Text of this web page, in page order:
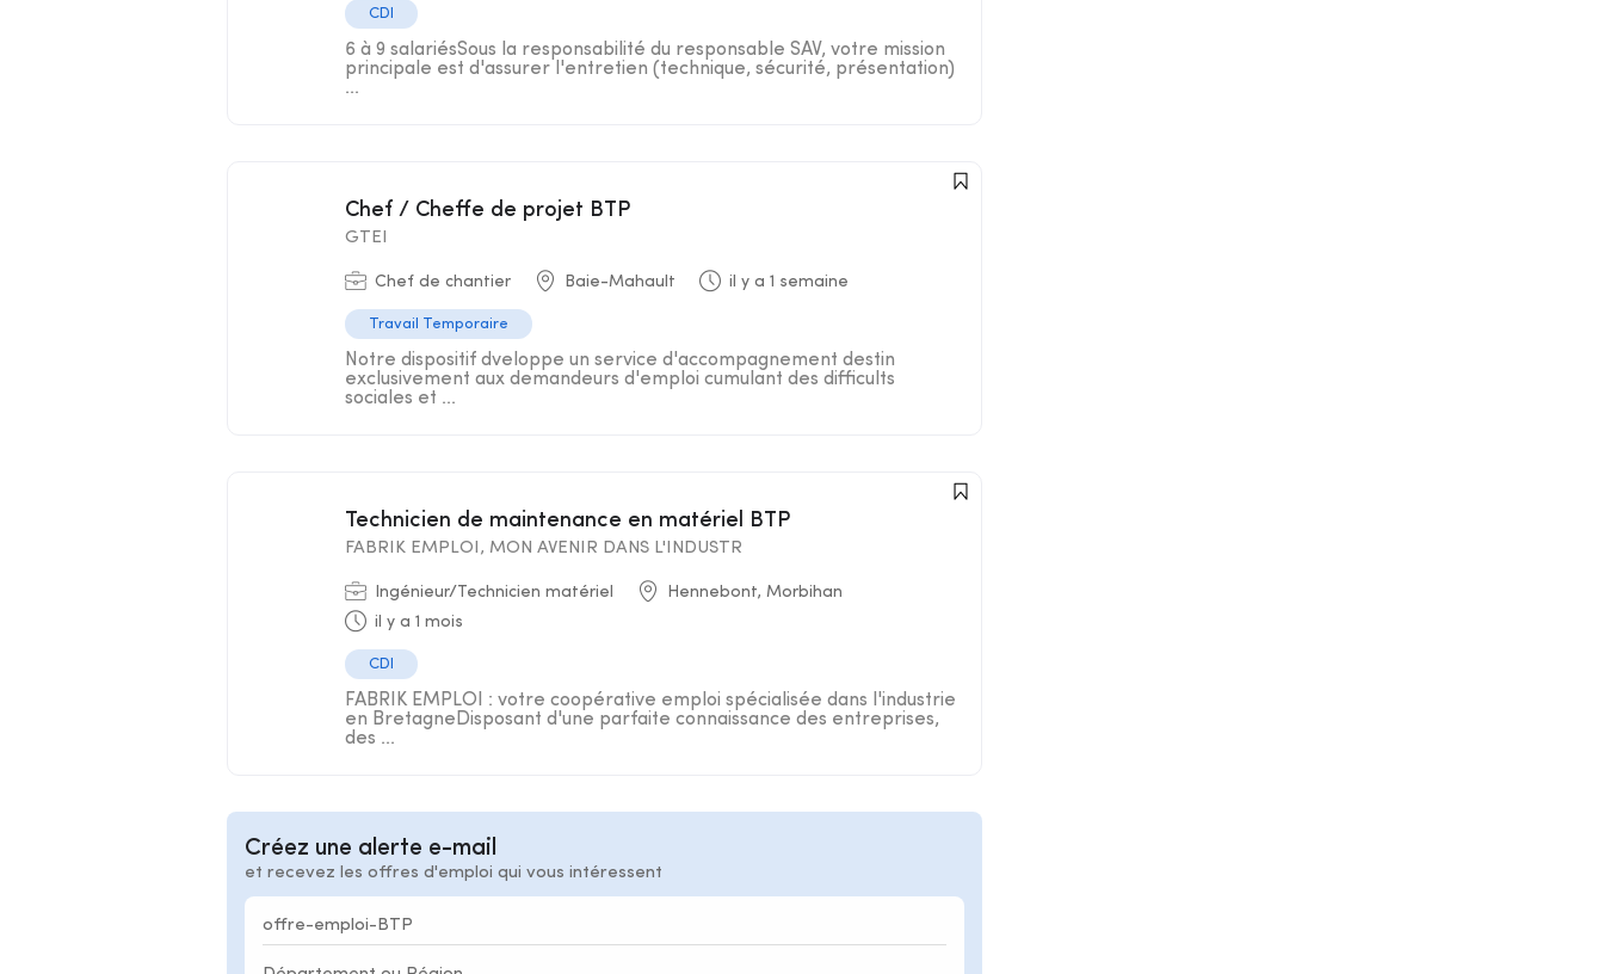
CDI
6 à 9 salariésSous la responsabilité du responsable SAV, votre mission
principale est d'assurer l'entretien (technique, sécurité, présentation)
...
Chef / Cheffe de projet BTP
GTEI
Chef de chantier Baie-Mahault il y a 1 semaine
Travail Temporaire
Notre dispositif dveloppe un service d'accompagnement destin
exclusivement aux demandeurs d'emploi cumulant des difficults
sociales et ...
Technicien de maintenance en matériel BTP
FABRIK EMPLOI, MON AVENIR DANS L'INDUSTR
Ingénieur/Technicien matériel
Hennebont, Morbihan
il y a 1 mois
CDI
FABRIK EMPLOI : votre coopérative emploi spécialisée dans l'industrie
en BretagneDisposant d'une parfaite connaissance des entreprises,
des ...
Créez une alerte e-mail
et recevez les offres d'emploi qui vous intéressent